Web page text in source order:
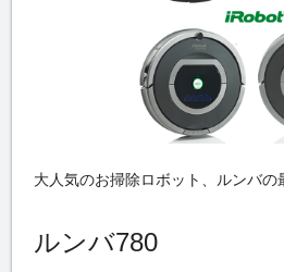
大人気のお掃除ロボット、ルンバの
ルンバ780